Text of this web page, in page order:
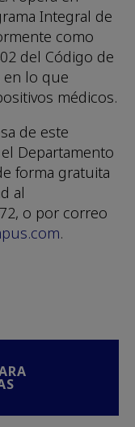
Integral de
como
del Código de
en lo que
médicos.
de este
Departamento
forma gratuita
al
o por correo
.